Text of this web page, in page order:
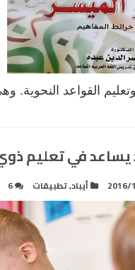
القواعد النحوية.
2016/ أيباد,تطبيقات 6